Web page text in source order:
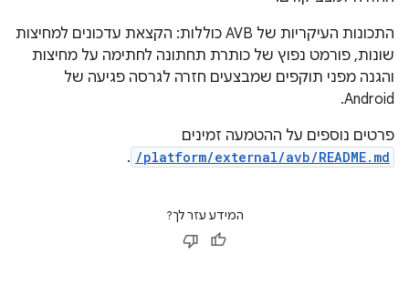
התכונות העיקריות של AVB כוללות: הקצאת עדכונים למחיצות
שונות, פורמט נפוץ של כותרת תחתונה לחתימה על מחיצות
והגנה מפני תוקפים שמבצעים חזרה לגרסה פגיעה של
Android.
פרטים נוספים על ההטמעה זמינים
/platform/external/avb/README.md
.
המידע עזר לך?